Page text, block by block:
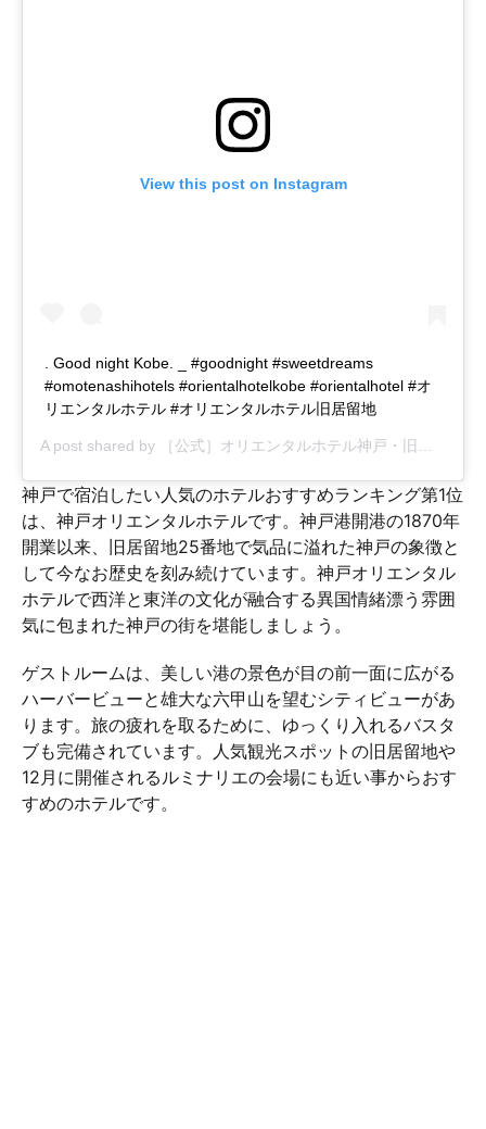
View this post on Instagram
. Good night Kobe. _ #goodnight #sweetdreams
#omotenashihotels #orientalhotelkobe #orientalhotel #オ
リエンタルホテル #オリエンタルホテル旧居留地
A post shared by ［公式］オリエンタルホテル神戸・旧居留地
神戸で宿泊したい人気のホテルおすすめランキング第1位
は、神戸オリエンタルホテルです。神戸港開港の1870年
開業以来、旧居留地25番地で気品に溢れた神戸の象徴と
して今なお歴史を刻み続けています。神戸オリエンタル
ホテルで西洋と東洋の文化が融合する異国情緒漂う雰囲
気に包まれた神戸の街を堪能しましょう。
ゲストルームは、美しい港の景色が目の前一面に広がる
ハーバービューと雄大な六甲山を望むシティビューがあ
ります。旅の疲れを取るために、ゆっくり入れるバスタ
ブも完備されています。人気観光スポットの旧居留地や
12月に開催されるルミナリエの会場にも近い事からおす
すめのホテルです。